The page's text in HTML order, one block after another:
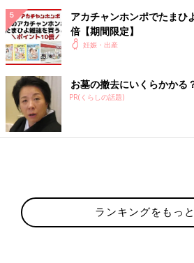
のが立て続けに出た感覚。
助産師さんに内診してもらったら、「破
しだろう」とのこと。
大きい産褥シートへ交換してトイレへ。
血っぽいような血が出てる。拭いたら薄
おなかが一時的に張った。
この時から、おなかの痛みが少し増して
みが3分に１回くらい来る。
3分おきの痛みは変わらず来続ける。痛
13:00
膀胱？お股ツーンの痛みが陣痛が来る前
アカチャンホンポでたまひ
倍【期間限定】
妊娠・出産
お墓の撤去にいくらかかる
PR(くらしの話題)
ランキングをもっ